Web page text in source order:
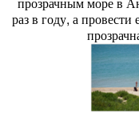
раз в году, а провести